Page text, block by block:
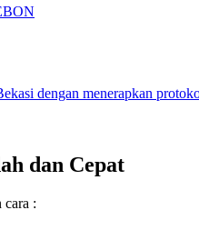
dengan menerapkan
dan Cepat
cara :